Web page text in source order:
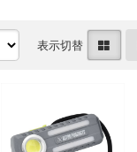
表示切替